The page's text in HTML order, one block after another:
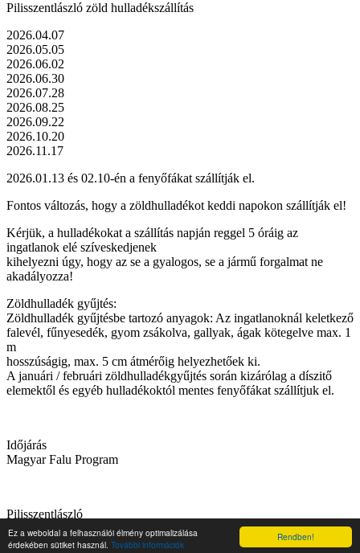
Rendben!
Ez a weboldal a felhasználói élmény optimalizálása
érdekében sütiket használ. További információk
Pilisszentlászló zöld hulladékszállítás
2026.04.07
2026.05.05
2026.06.02
2026.06.30
2026.07.28
2026.08.25
2026.09.22
2026.10.20
2026.11.17
2026.01.13 és 02.10-én a fenyőfákat szállítják el.
Fontos változás, hogy a zöldhulladékot keddi napokon szállítják el!
Kérjük, a hulladékokat a szállítás napján reggel 5 óráig az
ingatlanok elé szíveskedjenek
kihelyezni úgy, hogy az se a gyalogos, se a jármű forgalmat ne
akadályozza!
Zöldhulladék gyűjtés:
Zöldhulladék gyűjtésbe tartozó anyagok: Az ingatlanoknál keletkező
falevél, fűnyesedék, gyom zsákolva, gallyak, ágak kötegelve max. 1
m
hosszúságig, max. 5 cm átmérőig helyezhetőek ki.
A januári / februári zöldhulladékgyűjtés során kizárólag a díszitő
elemektől és egyéb hulladékoktól mentes fenyőfákat szállítjuk el.
Időjárás
Magyar Falu Program
Pilisszentlászló
Top